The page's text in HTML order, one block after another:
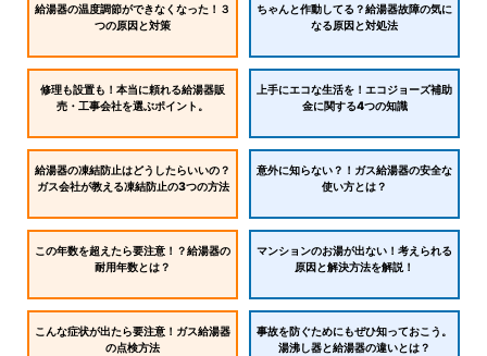
給湯器の温度調節ができなくなった！３
つの原因と対策
ちゃんと作動してる？給湯器故障の気に
なる原因と対処法
修理も設置も！本当に頼れる給湯器販
売・工事会社を選ぶポイント。
上手にエコな生活を！エコジョーズ補助
金に関する4つの知識
給湯器の凍結防止はどうしたらいいの？
ガス会社が教える凍結防止の3つの方法
意外に知らない？！ガス給湯器の安全な
使い方とは？
この年数を超えたら要注意！？給湯器の
耐用年数とは？
マンションのお湯が出ない！考えられる
原因と解決方法を解説！
こんな症状が出たら要注意！ガス給湯器
の点検方法
事故を防ぐためにもぜひ知っておこう。
湯沸し器と給湯器の違いとは？